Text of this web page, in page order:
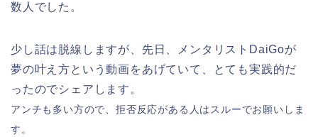
数人でした。
少し話は脱線しますが、先日、メンタリストDaiGoが
夢の叶え方という動画をあげていて、とても実践的だ
ったのでシェアします。
アンチも多い方ので、拒否反応がある人はスルーでお願いしま
す。